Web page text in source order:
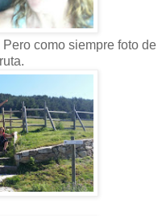
como siempre foto de